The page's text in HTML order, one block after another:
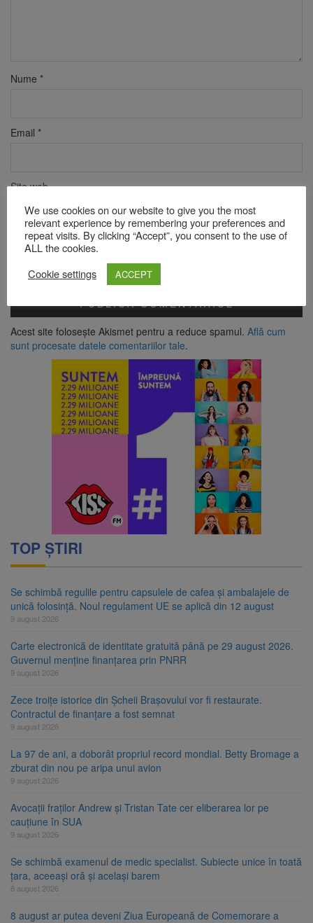
Nume *
Email *
Site web
Verificare anti-robot
Acest site folosește Akismet pentru a reduce spamul. Află cum
sunt procesate datele comentariilor tale.
TOP ȘTIRI
Se schimbă regulile pentru capsulele de cafea și ambalajele de
unică folosință. Noul regulament UE se aplică din 12 august
9 august 2026
Carte electronică de identitate gratuită până pe 29 august 2026.
Guvernul menține finanțarea prin PNRR
9 august 2026
Zece troițe istorice din Șcheii Brașovului vor fi restaurate.
Contractul de finanțare a fost semnat
9 august 2026
La 97 de ani, a doborât propriul record mondial. Betty Bromage a
zburat din nou pe aripa unui avion
9 august 2026
Avocații fraților Andrew și Tristan Tate cer eliberarea lor pe
cauțiune în SUA
9 august 2026
Se schimbă examenul de medic specialist. Subiecte unice în toată
țara, aceeași oră și același barem
8 august 2026
8 august ar putea deveni Ziua Europeană de Comemorare a
We use cookies on our website to give you the most
relevant experience by remembering your preferences and
repeat visits. By clicking “Accept”, you consent to the use of
ALL the cookies.
Cookie settings
ACCEPT